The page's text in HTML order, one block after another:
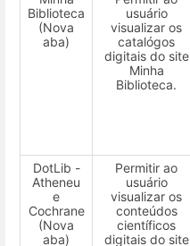
Biblioteca
(Nova
aba)
usuário
visualizar os
catalógos
digitais do site
Minha
Biblioteca.
DotLib -
Atheneu
e
Cochrane
(Nova
aba)
Permitir ao
usuário
visualizar os
conteúdos
científicos
digitais do site